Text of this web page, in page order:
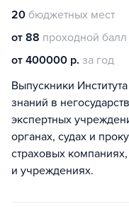
20 бюджетных мест
от 88 проходной балл
от 400000 р. за год
Выпускники
знаний в
экспертных
органах, судах и
страховых
и учреждениях.